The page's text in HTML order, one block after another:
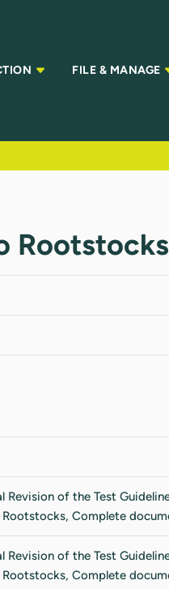
FILE & MANAGE
Rootstocks